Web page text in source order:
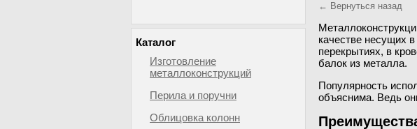
Каталог
Изготовление
металлоконструкций
Перила и поручни
Облицовка колонн
← Вернуться назад
качестве несущих
перекрытиях, в
балок из металла.
Популярность
объяснима. Ведь